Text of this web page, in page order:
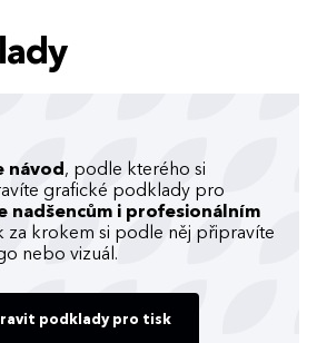
návod , podle kterého si
grafické podklady pro
nadšencům i profesionálním
za krokem si podle něj připravíte
nebo vizuál.
podklady pro tisk